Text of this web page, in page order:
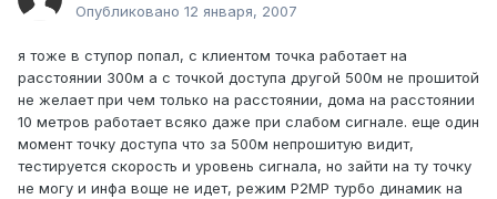
Опубликовано 12 января, 2007
я тоже в ступор попал, с клиентом точка работает на
расстоянии 300м а с точкой доступа другой 500м не прошитой
не желает при чем только на расстоянии, дома на расстоянии
10 метров работает всяко даже при слабом сигнале. еще один
момент точку доступа что за 500м непрошитую видит,
тестируется скорость и уровень сигнала, но зайти на ту точку
не могу и инфа воще не идет, режим P2MP турбо динамик на